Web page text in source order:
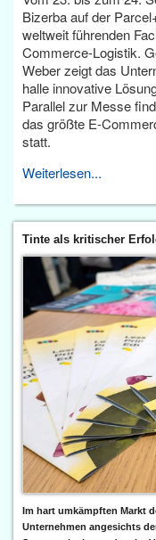
Bizerba auf der
weltweit führenden
Commerce-Logistik.
Weber zeigt das
halle innovative
Parallel zur Messe
das größte E-
statt.
Weiterlesen...
Tinte als kritischer
Im hart umkämpften Markt
Unternehmen angesichts